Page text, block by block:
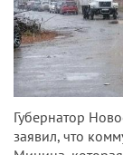
Губернатор
заявил, что